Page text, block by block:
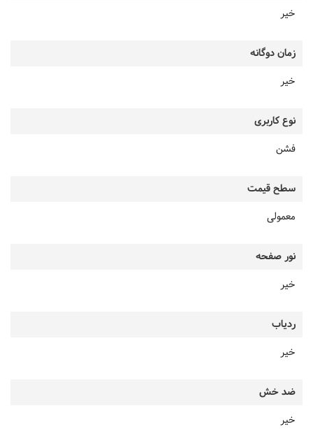
خیر
زمان دوگانه
خیر
نوع کاربری
فشن
سطح قیمت
معمولی
نور صفحه
خیر
ردیاب
خیر
ضد خش
خیر